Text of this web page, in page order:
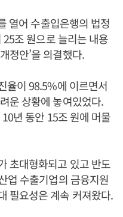
열어 수출입은행의 법정
조 원으로 늘리는 내용
정안’을 의결했다.
율이 98.5%에 이르면서
운 상황에 놓여있었다.
년 동안 15조 원에 머물
초대형화되고 있고 반도
업 수출기업의 금융지원
필요성은 계속 커져왔다.